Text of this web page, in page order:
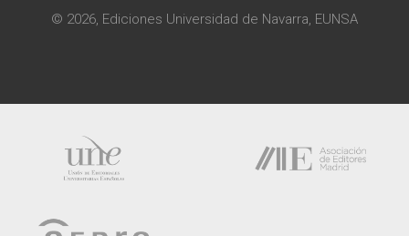
© 2026, Ediciones Universidad de Navarra, EUNSA